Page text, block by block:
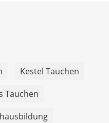
Kestel Tauchen
Tauchen